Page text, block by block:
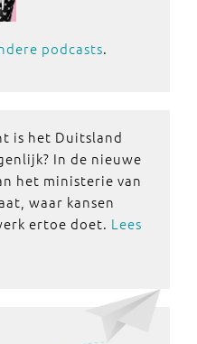
podcasts.
is het Duitsland
In de nieuwe
het ministerie van
waar kansen
ertoe doet. Lees